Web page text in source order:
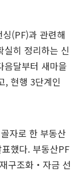
(PF)과 관련해
실히 정리하는 신
음달부터 새마을
, 현행 3단계인
자로 한 부동산
했다. 부동산PF
구조화‧자금 선